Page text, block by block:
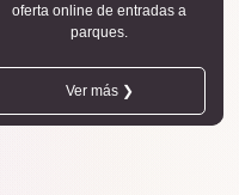
oferta online de entradas a
parques.
Ver más ❯